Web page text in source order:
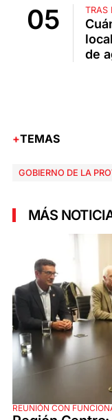
TRAS
de
TEMAS
GOBIERNO DE LA
MÁS
REUNIÓN CON